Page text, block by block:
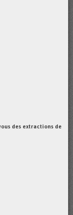
des extractions de